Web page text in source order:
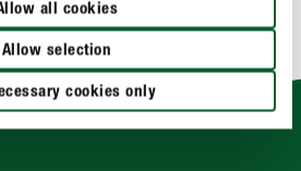
all cookies
Allow selection
cookies only